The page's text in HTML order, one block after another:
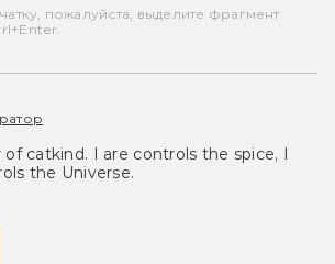
пожалуйста, выделите фрагмент
of catkind. I are controls the spice, I
the Universe.